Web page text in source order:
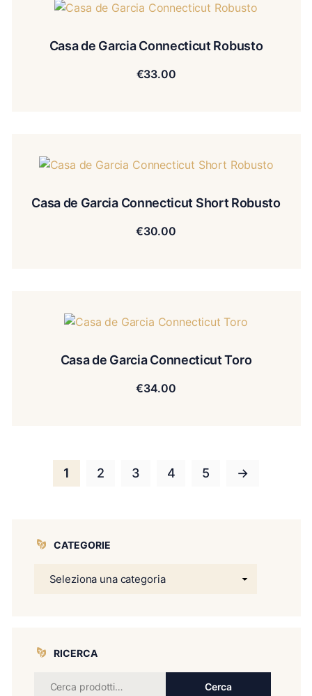
Casa de Garcia Connecticut Robusto
€33.00
Casa de Garcia Connecticut Short Robusto
€30.00
Casa de Garcia Connecticut Toro
€34.00
1 2 3 4 5 →
CATEGORIE
RICERCA
Cerca